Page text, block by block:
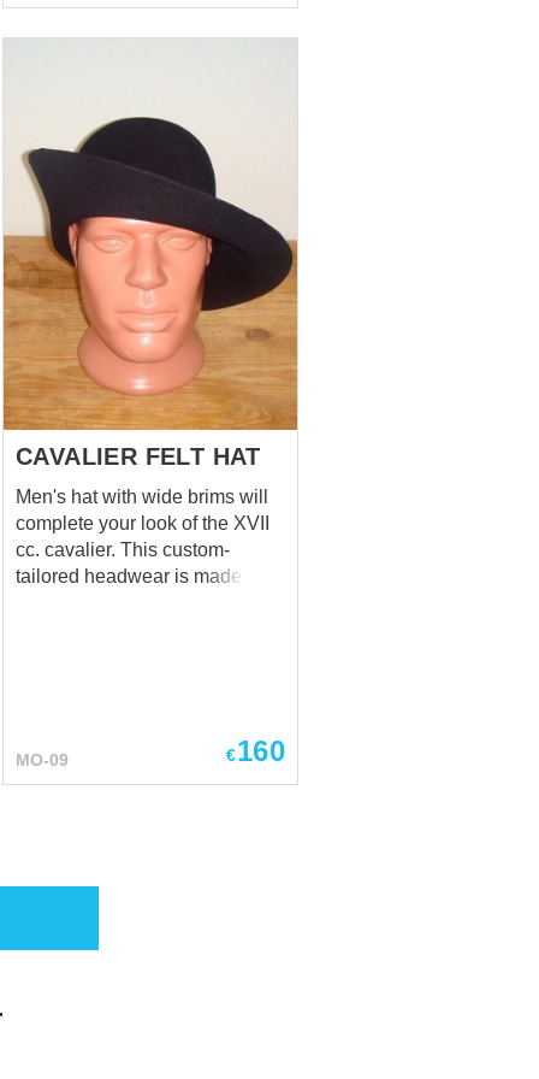
kompletten Look! Das
passende gesteppte Aketon,
das ärmellose Aketon und die
gepolsterten Beinlinge finden
Sie direkt auf unserer Website.
Haben Sie einen besonderen
Wunsch? Gerne besprechen
wir individuelle Anpassungen
unter
sales@steel-mastery.com
CAVALIER FELT HAT
Men's hat with wide brims will
complete your look of the XVII
cc. cavalier. This custom-
tailored headwear is made of
MO-09 €160